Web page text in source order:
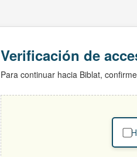
Verificación de
Para continuar hacia Biblat,